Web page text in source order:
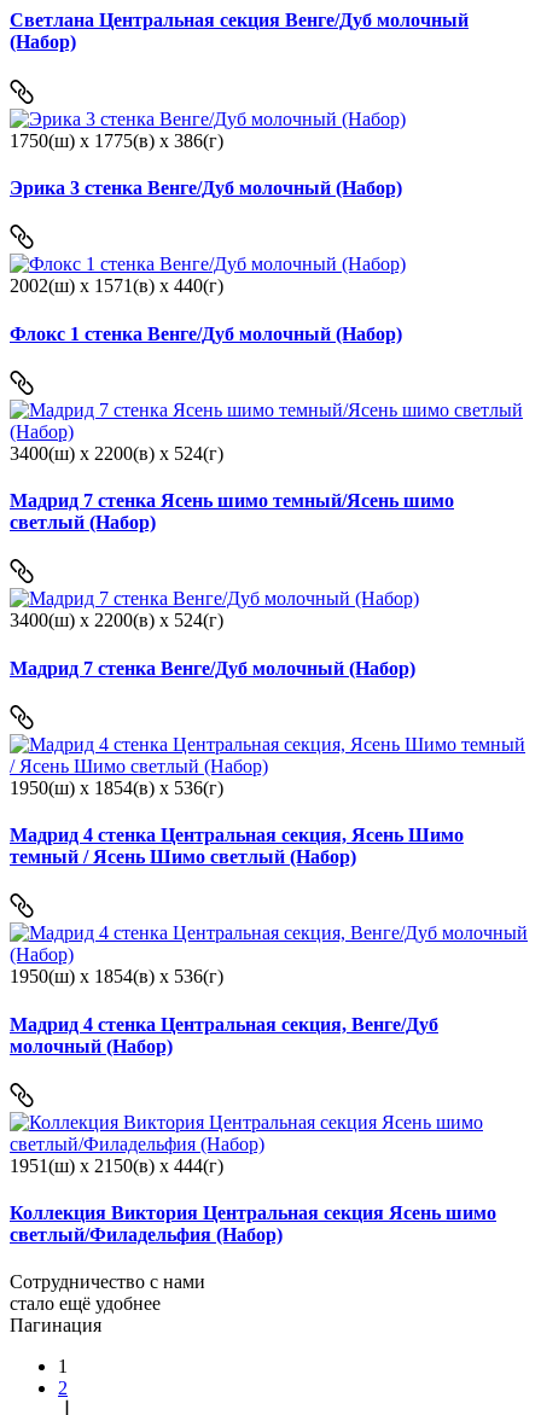
Светлана Центральная секция Венге/Дуб молочный
(Набор)
1750(ш) x 1775(в) x 386(г)
Эрика 3 стенка Венге/Дуб молочный (Набор)
2002(ш) x 1571(в) x 440(г)
Флокс 1 стенка Венге/Дуб молочный (Набор)
3400(ш) x 2200(в) x 524(г)
Мадрид 7 стенка Ясень шимо темный/Ясень шимо
светлый (Набор)
3400(ш) x 2200(в) x 524(г)
Мадрид 7 стенка Венге/Дуб молочный (Набор)
1950(ш) x 1854(в) x 536(г)
Мадрид 4 стенка Центральная секция, Ясень Шимо
темный / Ясень Шимо светлый (Набор)
1950(ш) x 1854(в) x 536(г)
Мадрид 4 стенка Центральная секция, Венге/Дуб
молочный (Набор)
1951(ш) x 2150(в) x 444(г)
Коллекция Виктория Центральная секция Ясень шимо
светлый/Филадельфия (Набор)
Сотрудничество с нами
стало ещё удобнее
Пагинация
1
2